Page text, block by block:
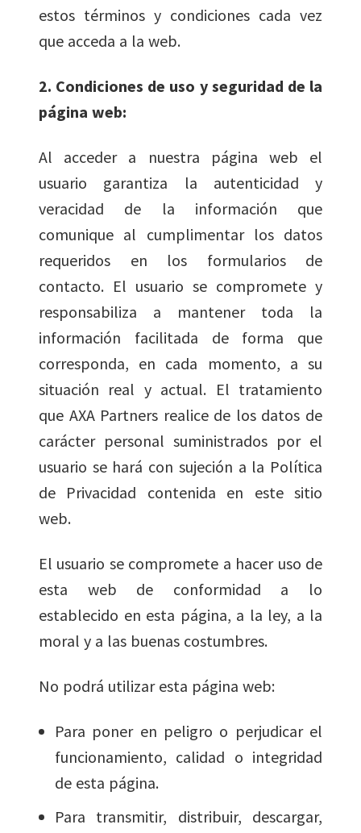
estos términos y condiciones cada vez
que acceda a la web.
2. Condiciones de uso y seguridad de la
página web:
Al acceder a nuestra página web el
usuario garantiza la autenticidad y
veracidad de la información que
comunique al cumplimentar los datos
requeridos en los formularios de
contacto. El usuario se compromete y
responsabiliza a mantener toda la
información facilitada de forma que
corresponda, en cada momento, a su
situación real y actual. El tratamiento
que AXA Partners realice de los datos de
carácter personal suministrados por el
usuario se hará con sujeción a la Política
de Privacidad contenida en este sitio
web.
El usuario se compromete a hacer uso de
esta web de conformidad a lo
establecido en esta página, a la ley, a la
moral y a las buenas costumbres.
No podrá utilizar esta página web:
Para poner en peligro o perjudicar el
funcionamiento, calidad o integridad
de esta página.
Para transmitir, distribuir, descargar,